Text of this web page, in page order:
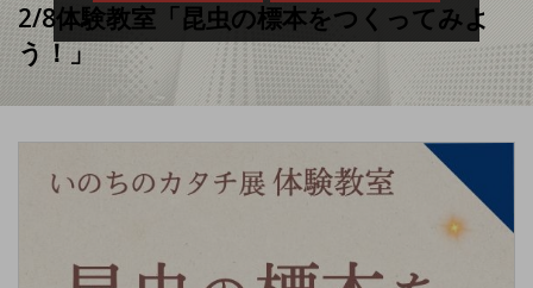
2/8体験教室「昆虫の標本をつくってみよ
う！」